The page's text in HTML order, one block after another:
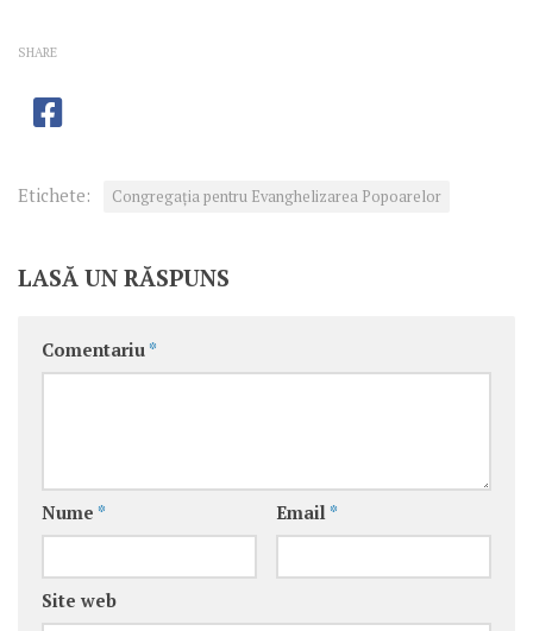
SHARE
Etichete: Congregaţia pentru Evanghelizarea Popoarelor
LASĂ UN RĂSPUNS
Comentariu *
Nume * Email *
Site web